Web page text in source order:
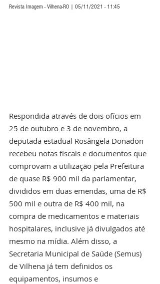
Revista Imagem - Vilhena-RO | 05/11/2021 - 11:45
Respondida através de dois ofícios em
25 de outubro e 3 de novembro, a
deputada estadual Rosângela Donadon
recebeu notas fiscais e documentos que
comprovam a utilização pela Prefeitura
de quase R$ 900 mil da parlamentar,
divididos em duas emendas, uma de R$
500 mil e outra de R$ 400 mil, na
compra de medicamentos e materiais
hospitalares, inclusive já divulgados até
mesmo na mídia. Além disso, a
Secretaria Municipal de Saúde (Semus)
de Vilhena já tem definidos os
equipamentos, insumos e